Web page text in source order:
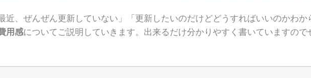
近、ぜんぜん更新していない」「更新したいのだけどどうすればいいのかわか
用感についてご説明していきます。出来るだけ分かりやすく書いていますので